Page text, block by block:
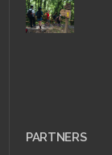
PARTNERS